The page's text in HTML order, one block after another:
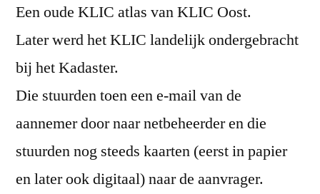
Een oude KLIC atlas van KLIC Oost.
Later werd het KLIC landelijk ondergebracht
bij het Kadaster.
Die stuurden toen een e-mail van de
aannemer door naar netbeheerder en die
stuurden nog steeds kaarten (eerst in papier
en later ook digitaal) naar de aanvrager.